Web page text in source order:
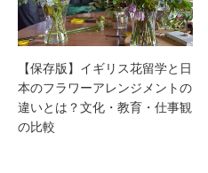
【保存版】イギリス花留学と日
本のフラワーアレンジメントの
違いとは？文化・教育・仕事観
の比較